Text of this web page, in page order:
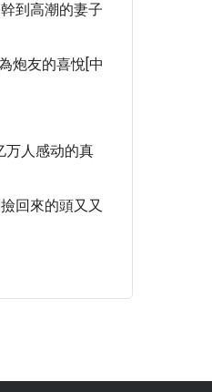
到高潮的妻子
炮友的喜悅[中
万人感动的真
回來的頭又又